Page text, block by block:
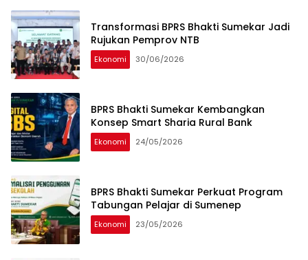
Transformasi BPRS Bhakti Sumekar Jadi
Rujukan Pemprov NTB
Ekonomi 30/06/2026
BPRS Bhakti Sumekar Kembangkan
Konsep Smart Sharia Rural Bank
Ekonomi 24/05/2026
BPRS Bhakti Sumekar Perkuat Program
Tabungan Pelajar di Sumenep
Ekonomi 23/05/2026